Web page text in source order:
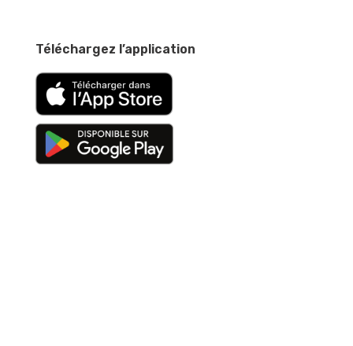
Téléchargez l’application